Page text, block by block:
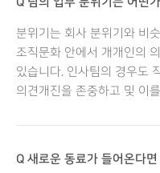
분위기는 회사 분위기와 비
조직문화 안에서 개개인의
있습니다. 인사팀의 경우도
의견개진을 존중하고 및 이
Q 새로운 동료가 들어온다